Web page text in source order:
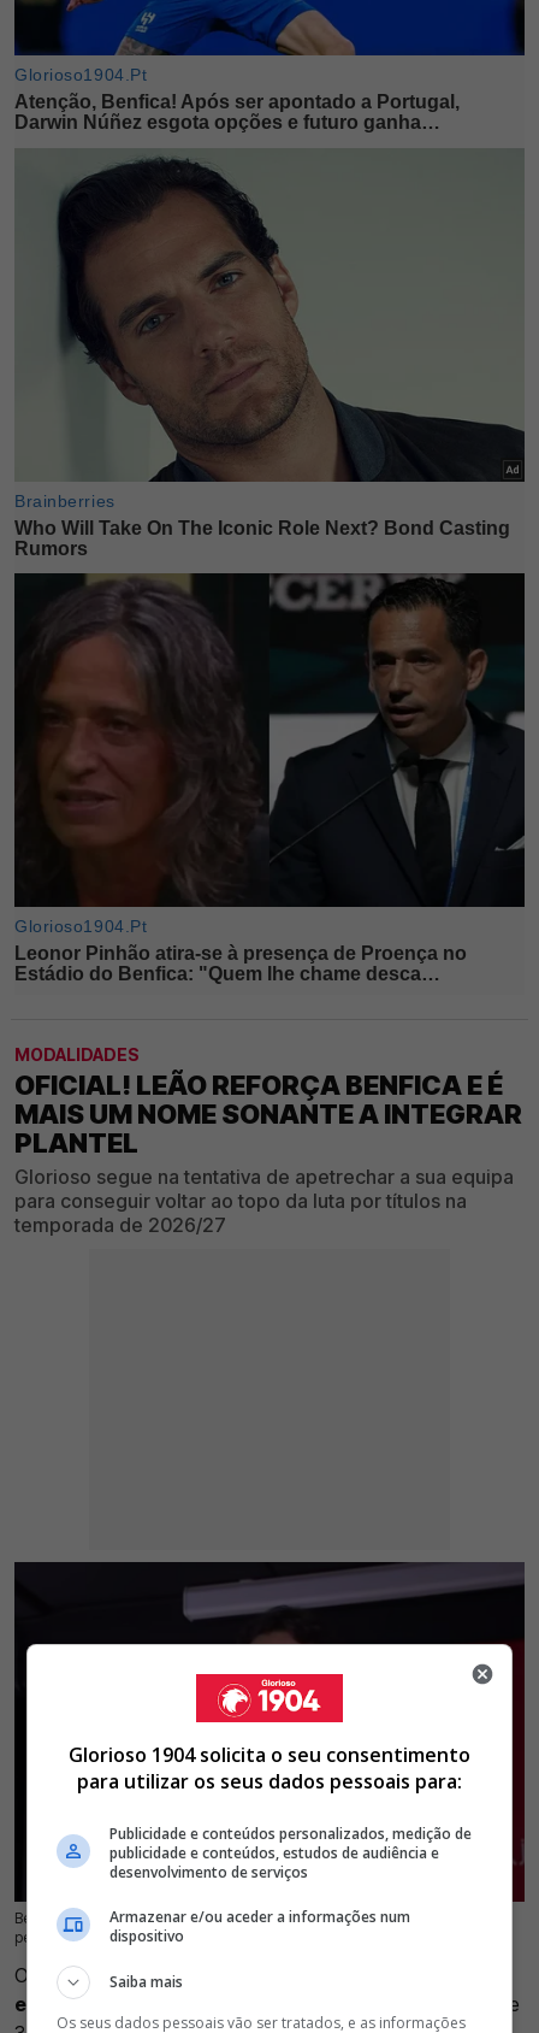
MODALIDADES
OFICIAL! LEÃO REFORÇA BENFICA E É
MAIS UM NOME SONANTE A INTEGRAR
PLANTEL
Glorioso segue na tentativa de apetrechar a sua equipa
para conseguir voltar ao topo da luta por títulos na
temporada de 2026/27
Benfica segue em busca de elevar a equipa para voltar ao topo na briga
pelos títulos da época e Leão é o novo reforço
18 Jul 2026 | 15:50 | 0
O Benfica oficializou a contratação
equipa feminina de voleibol
. A internacional brasileira, de
Glorioso 1904 solicita o seu consentimento
para utilizar os seus dados pessoais para:
Publicidade e conteúdos personalizados, medição de
publicidade e conteúdos, estudos de audiência e
desenvolvimento de serviços
Armazenar e/ou aceder a informações num
dispositivo
Saiba mais
Os seus dados pessoais vão ser tratados, e as informações